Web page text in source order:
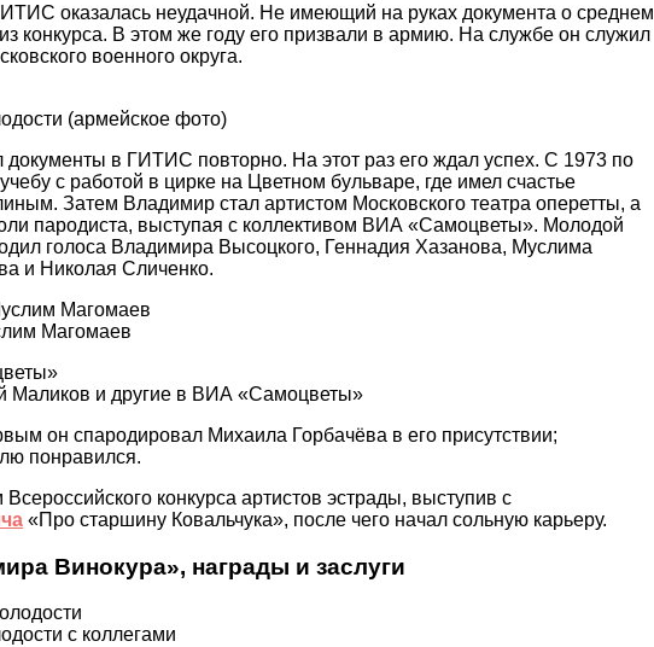
оказалась неудачной. Не имеющий на руках документа о среднем
конкурса. В этом же году его призвали в армию. На службе он служил
военного округа.
(армейское фото)
документы в ГИТИС повторно. На этот раз его ждал успех. С 1973 по
с работой в цирке на Цветном бульваре, где имел счастье
Затем Владимир стал артистом Московского театра оперетты, а
пародиста, выступая с коллективом ВИА «Самоцветы». Молодой
голоса Владимира Высоцкого, Геннадия Хазанова, Муслима
и Николая Сличенко.
Магомаев
Маликов и другие в ВИА «Самоцветы»
он спародировал Михаила Горбачёва в его присутствии;
понравился.
конкурса артистов эстрады, выступив с
«Про старшину Ковальчука», после чего начал сольную карьеру.
Винокура», награды и заслуги
с коллегами